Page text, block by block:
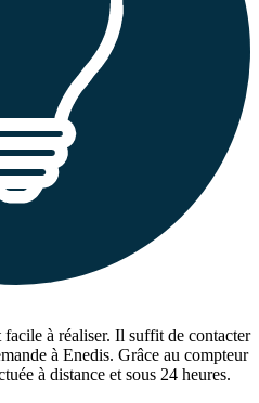
facile à réaliser. Il suffit de contacter
à Enedis. Grâce au compteur
à distance et sous 24 heures.